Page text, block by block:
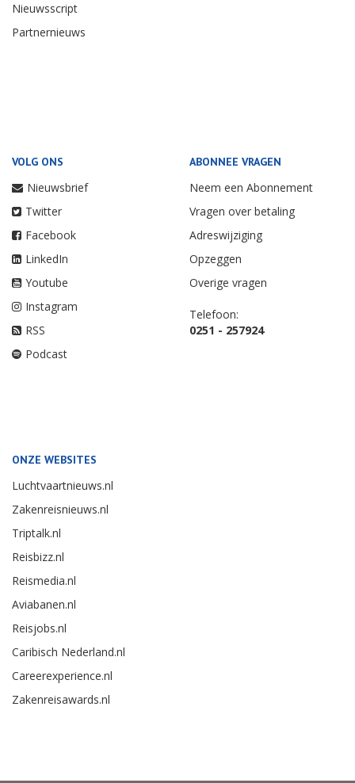
Nieuwsscript
Partnernieuws
VOLG ONS
Nieuwsbrief
Twitter
Facebook
LinkedIn
Youtube
Instagram
RSS
Podcast
ABONNEE VRAGEN
Neem een Abonnement
Vragen over betaling
Adreswijziging
Opzeggen
Overige vragen
Telefoon:
0251 - 257924
ONZE WEBSITES
Luchtvaartnieuws.nl
Zakenreisnieuws.nl
Triptalk.nl
Reisbizz.nl
Reismedia.nl
Aviabanen.nl
Reisjobs.nl
Caribisch Nederland.nl
Careerexperience.nl
Zakenreisawards.nl